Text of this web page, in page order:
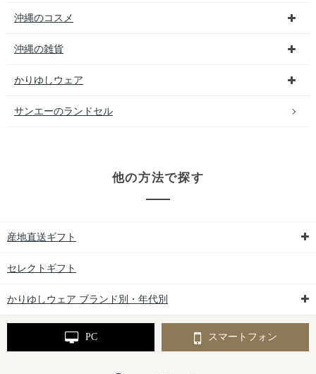
沖縄のコスメ
沖縄の雑貨
かりゆしウェア
サンエーのランドセル
他の方法で探す
産地直送ギフト
セレクトギフト
かりゆしウェア ブランド別・年代別
PC スマートフォン